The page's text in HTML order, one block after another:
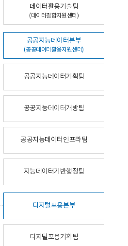
데이터활용기술팀
(데이터결합지원센터)
공공지능데이터본부
(공공데이터활용지원센터)
공공지능데이터기획팀
공공지능데이터개방팀
공공지능데이터인프라팀
지능데이터기반행정팀
디지털포용본부
디지털포용기획팀